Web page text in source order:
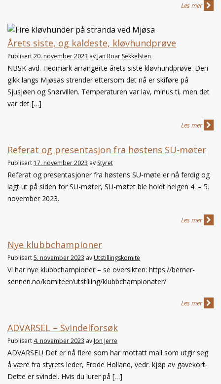
Les mer
Årets siste, og kaldeste, kløvhundprøve
Publisert20. november 2023 av Jan Roar Sekkelsten
NBSK avd. Hedmark arrangerte årets siste kløvhundprøve. Den
gikk langs Mjøsas strender ettersom det nå er skiføre på
Sjusjøen og Snørvillen. Temperaturen var lav, minus ti, men det
var det […]
Les mer
Referat og presentasjon fra høstens SU-møter
Publisert 17. november 2023 av Styret
Referat og presentasjoner fra høstens SU-møte er nå ferdig og
lagt ut på siden for SU-møter, SU-møtet ble holdt helgen 4. – 5.
november 2023.
Les mer
Nye klubbchampioner
Publisert5. november 2023 av Utstillingskomite
Vi har nye klubbchampioner – se oversikten: https://berner-
sennen.no/komiteer/utstilling/klubbchampionater/
Les mer
ADVARSEL – Svindelforsøk
Publisert 4. november 2023 av Jon Jerre
ADVARSEL! Det er nå flere som har mottatt mail som utgir seg
å være fra styrets leder, Frode Holland, vedr. kjøp av gavekort.
Dette er svindel. Hvis du lurer på […]